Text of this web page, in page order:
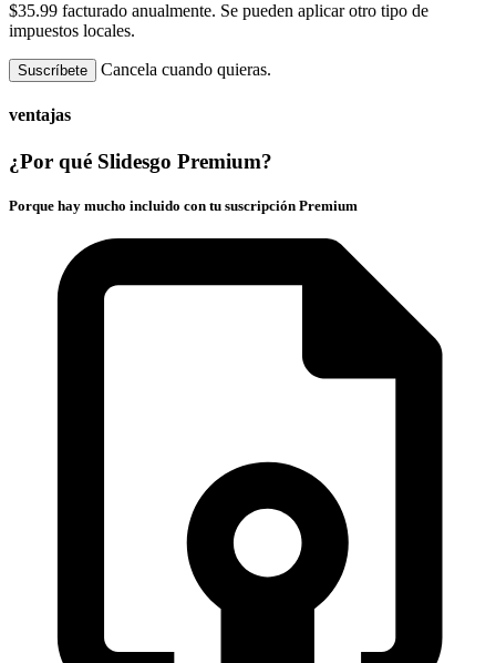
$35.99 facturado anualmente. Se pueden aplicar otro tipo de
impuestos locales.
Suscríbete Cancela cuando quieras.
ventajas
¿Por qué Slidesgo Premium?
Porque hay mucho incluido con tu suscripción Premium